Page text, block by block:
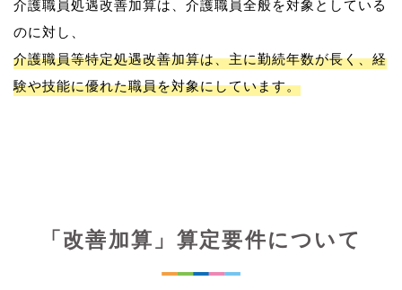
介護職員処遇改善加算は、介護職員全般を対象としている
介護職員等特定処遇改善加算は、主に勤続年数が長く、経
験や技能に優れた職員を対象にしています。
「改善加算」算定要件について